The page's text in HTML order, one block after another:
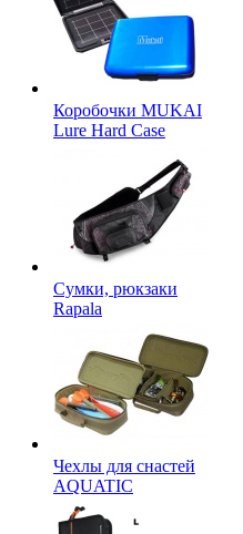
Коробочки MUKAI
Lure Hard Case
Сумки, рюкзаки
Rapala
Чехлы для снастей
AQUATIC